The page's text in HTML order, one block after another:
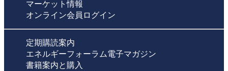
マーケット情報
オンライン会員ログイン
定期購読案内
エネルギーフォーラム電子マガジン
書籍案内と購入